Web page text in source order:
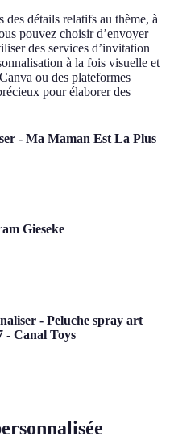
détails relatifs au thème, à
pouvez choisir d’envoyer
des services d’invitation
à la fois visuelle et
ou des plateformes
pour élaborer des
- Ma Maman Est La Plus
Gieseke
- Peluche spray art
- Canal Toys